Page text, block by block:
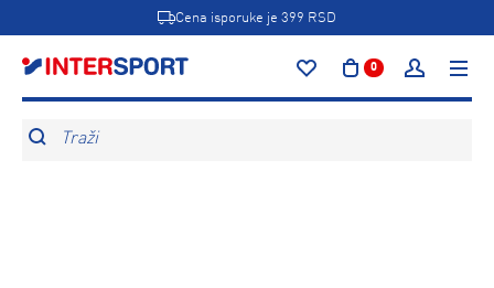
Cena isporuke je 399 RSD
0
Traži